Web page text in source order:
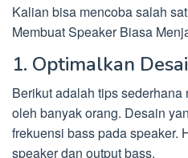
Kalian bisa mencoba salah
Membuat Speaker Biasa
1. Optimalkan
Berikut adalah tips
oleh banyak orang. Desain
frekuensi bass pada speaker.
speaker dan output bass.